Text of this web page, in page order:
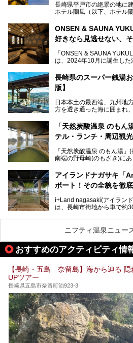
長崎県平戸市の絶景の地に
ホテル蘭風（以下、ホテル
三つ星バイキング」がスタ
た。
ークなどおススメのポイン
も含めてご紹介します。
───
提供元：大江戸温泉物語ホ
R】
ONSEN & SAUNA
好きなら見逃せない、
「ONSEN & SAUNA
は、2024年10月に誕生した
当初から多くのサウナ―や
そこで今回は、ニフティ温
験。天然温泉・サウナ・水
介します！
長崎県のスーパー銭湯
版】
日本本土の最西端、九州地
方を透き通った海に囲まれ
しい景観の宝庫です。
長崎県にあるスーパー銭湯
に楽しめる施設がいくつも
ましょう。
「天然炭酸温泉 のもん
テル・ランチ・周辺観
「天然炭酸温泉 のもん湯
南端の野母崎(のもざき)に
多くの温泉ファンに親しま
今回は、地元九州在住のニ
大浴場をはじめ、併設のホ
チ)・おすすめの周辺観光ま
───
この記事は天然炭酸温泉
アイランドナガサキ「
ポート！その全貌を徹
i+Land nagasaki(アイラン
は、長崎市街地から車で約
んのこと多彩なアクティビ
尽くせない程！ 中でも注
パ施設です。
験し、3つのスパ施設に焦
「Ark Land Spa」をご紹介
ニフティ温泉ニュー
おすすめのアクティビティ情
【長崎・五島 奈留島】海から辿る
UPツアー
長崎県五島市奈留町泊923-3